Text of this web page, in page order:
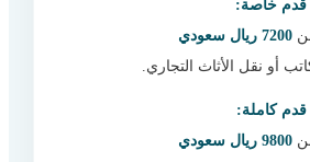
7200 ريال سعودي
أو نقل الأثاث التجاري.
9800 ريال سعودي